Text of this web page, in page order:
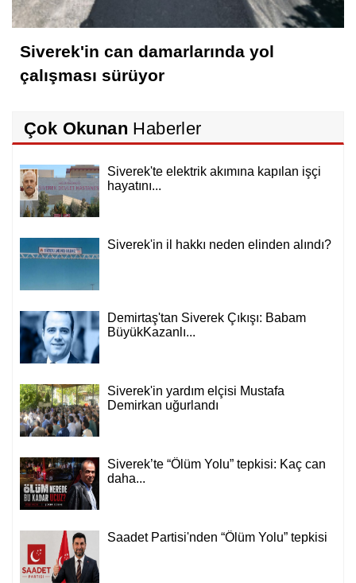
Siverek'in can damarlarında yol
çalışması sürüyor
Çok Okunan Haberler
Siverek'te elektrik akımına kapılan işçi
hayatını...
Siverek'in il hakkı neden elinden alındı?
Demirtaş'tan Siverek Çıkışı: Babam
BüyükKazanlı...
Siverek'in yardım elçisi Mustafa
Demirkan uğurlandı
Siverek’te “Ölüm Yolu” tepkisi: Kaç can
daha...
Saadet Partisi'nden “Ölüm Yolu” tepkisi